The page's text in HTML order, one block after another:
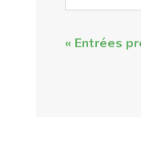
« Entrées